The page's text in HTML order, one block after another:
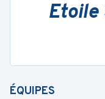
Etoile
ÉQUIPES